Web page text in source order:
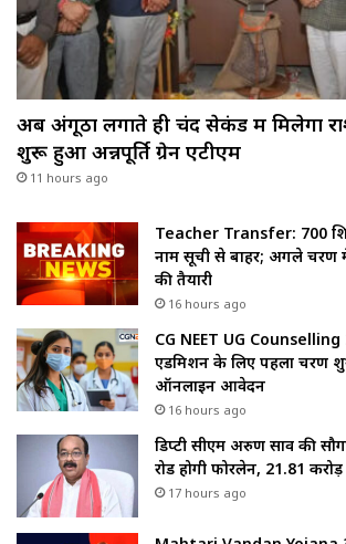
अब अंगूठा लगाते ही चंद सेकंड में मिलेगा
शुरू हुआ अन्नपूर्ति ग्रेन एटीएम
11 hours ago
Teacher Transfer: 700
नाम सूची से बाहर; अगले चरण
की तैयारी
16 hours ago
CG NEET UG Counselling
एडमिशन के लिए पहला चरण
ऑनलाइन आवेदन
16 hours ago
डिप्टी सीएम अरुण साव की
रोड होगी फोरलेन, ₹21.81
17 hours ago